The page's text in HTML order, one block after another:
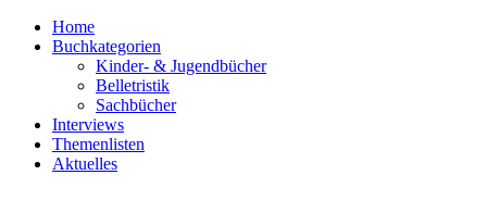
Home
Buchkategorien
Kinder- & Jugendbücher
Belletristik
Sachbücher
Interviews
Themenlisten
Aktuelles